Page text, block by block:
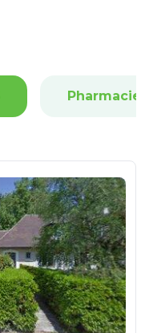
Pharmacies